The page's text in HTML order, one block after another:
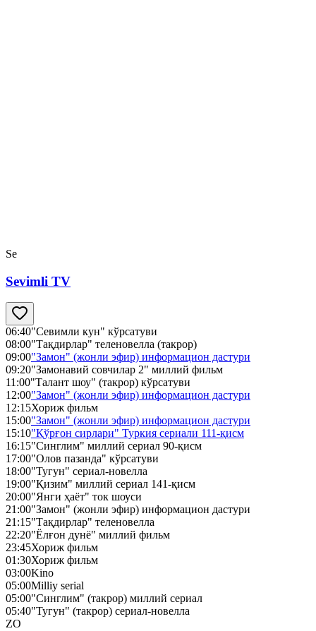
Se
Sevimli TV
06:40"Севимли кун" кўрсатуви
08:00"Тақдирлар" теленовелла (такрор)
09:00"Замон" (жонли эфир) информацион дастури
09:20"Замонавий совчилар 2" миллий фильм
11:00"Талант шоу" (такрор) кўрсатуви
12:00"Замон" (жонли эфир) информацион дастури
12:15Хориж фильм
15:00"Замон" (жонли эфир) информацион дастури
15:10"Қўрғон сирлари" Туркия сериали 111-қисм
16:15"Синглим" миллий сериал 90-қисм
17:00"Олов пазанда" кўрсатуви
18:00"Тугун" сериал-новелла
19:00"Қизим" миллий сериал 141-қисм
20:00"Янги ҳаёт" ток шоуси
21:00"Замон" (жонли эфир) информацион дастури
21:15"Тақдирлар" теленовелла
22:20"Ёлғон дунё" миллий фильм
23:45Хориж фильм
01:30Хориж фильм
03:00Kino
05:00Milliy serial
05:00"Синглим" (такрор) миллий сериал
05:40"Тугун" (такрор) сериал-новелла
ZO